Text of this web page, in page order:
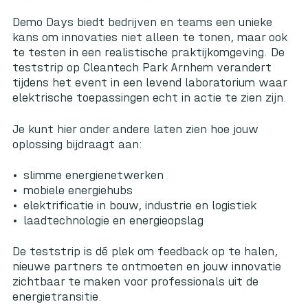
Demo Days biedt bedrijven en teams een unieke
kans om innovaties niet alleen te tonen, maar ook
te testen in een realistische praktijkomgeving. De
teststrip op Cleantech Park Arnhem verandert
tijdens het event in een levend laboratorium waar
elektrische toepassingen echt in actie te zien zijn.
Je kunt hier onder andere laten zien hoe jouw
oplossing bijdraagt aan:
slimme energienetwerken
mobiele energiehubs
elektrificatie in bouw, industrie en logistiek
laadtechnologie en energieopslag
De teststrip is dé plek om feedback op te halen,
nieuwe partners te ontmoeten en jouw innovatie
zichtbaar te maken voor professionals uit de
energietransitie.